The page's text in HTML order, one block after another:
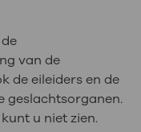
van de
de eileiders en de
geslachtsorganen.
u niet zien.